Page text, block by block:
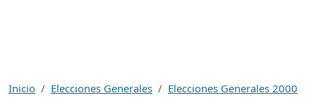
Inicio Elecciones Generales Elecciones Generales 2000